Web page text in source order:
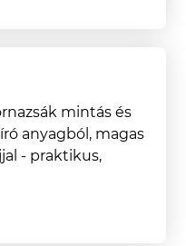
mintás és
anyagból, magas
- praktikus,